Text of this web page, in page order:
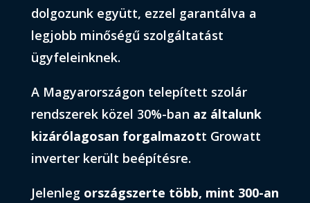
dolgozunk együtt, ezzel garantálva a
legjobb minőségű szolgáltatást
ügyfeleinknek.
A Magyarországon telepített szolár
rendszerek közel 30%-ban az általunk
kizárólagosan forgalmazott Growatt
inverter került beépítésre.
Jelenlegországszerte több, mint 300-an